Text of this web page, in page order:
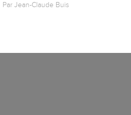
Par Jean-Claude Buis